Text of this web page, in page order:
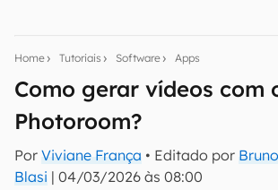
Home Tutoriais Software Apps
Como gerar vídeos com
Photoroom?
Por Viviane França • Editado por
Blasi | 04/03/2026 às 08:00
Confirmo que li, aceito e concordo com os